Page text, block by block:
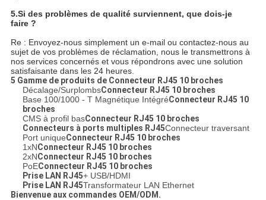
5.Si des problèmes de qualité surviennent, que dois-je
faire ?
Re : Envoyez-nous simplement un e-mail ou contactez-nous au
sujet de vos problèmes de réclamation, nous le transmettrons à
nos services concernés et vous répondrons avec une solution
satisfaisante dans les 24 heures.
5 Gamme de produits de Connecteur RJ45 10 broches
Décalage/SurplombsConnecteur RJ45 10 broches
Base 100/1000 - T Magnétique IntégréConnecteur RJ45 10
broches
CMS à profil basConnecteur RJ45 10 broches
Connecteurs à ports multiples RJ45Connecteur traversant
Port uniqueConnecteur RJ45 10 broches
1xNConnecteur RJ45 10 broches
2xNConnecteur RJ45 10 broches
PoEConnecteur RJ45 10 broches
Prise LAN RJ45+ USB/HDMI
Prise LAN RJ45Transformateur LAN Ethernet
Bienvenue aux commandes OEM/ODM.